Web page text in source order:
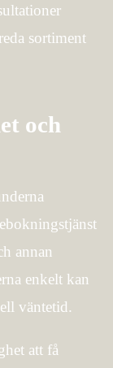
sortiment
och
annan
enkelt kan
väntetid.
att få